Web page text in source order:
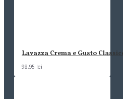
Lavazza Crema e Gusto
98,95 lei